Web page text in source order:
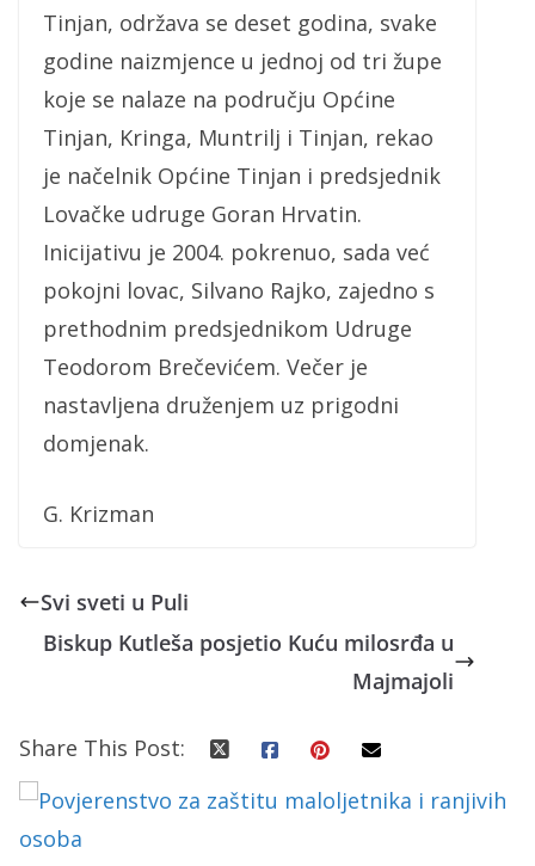
Tinjan, održava se deset godina, svake
godine naizmjence u jednoj od tri župe
koje se nalaze na području Općine
Tinjan, Kringa, Muntrilj i Tinjan, rekao
je načelnik Općine Tinjan i predsjednik
Lovačke udruge Goran Hrvatin.
Inicijativu je 2004. pokrenuo, sada već
pokojni lovac, Silvano Rajko, zajedno s
prethodnim predsjednikom Udruge
Teodorom Brečevićem. Večer je
nastavljena druženjem uz prigodni
domjenak.
G. Krizman
Svi sveti u Puli
Biskup Kutleša posjetio Kuću milosrđa u
Majmajoli
Share This Post: